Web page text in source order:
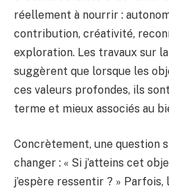
réellement à nourrir :
contribution, créativité,
exploration. Les travaux sur
suggèrent que lorsque les
ces valeurs profondes, ils
terme et mieux associés au
Concrètement, une question
changer : « Si j’atteins cet
j’espère ressentir ? »